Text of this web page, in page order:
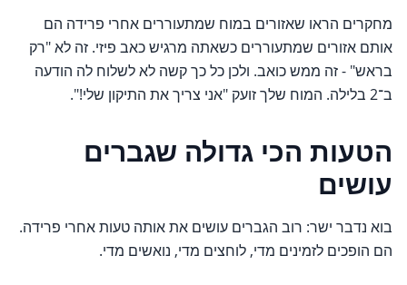
מחקרים הראו שאזורים במוח שמתעוררים אחרי פרידה הם
אותם אזורים שמתעוררים כשאתה מרגיש כאב פיזי. זה לא "רק
בראש" - זה ממש כואב. ולכן כל כך קשה לא לשלוח לה הודעה
ב־2 בלילה. המוח שלך זועק "אני צריך את התיקון שלי!".
הטעות הכי גדולה שגברים
עושים
בוא נדבר ישר: רוב הגברים עושים את אותה טעות אחרי פרידה.
הם הופכים לזמינים מדי, לוחצים מדי, נואשים מדי.